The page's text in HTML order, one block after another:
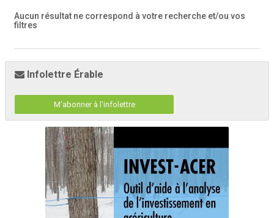
Aucun résultat ne correspond à votre recherche et/ou vos
filtres
Infolettre Érable
M'abonner à l'infolettre